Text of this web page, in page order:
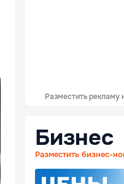
Разместить рекламу
Бизнес
Разместить бизнес-